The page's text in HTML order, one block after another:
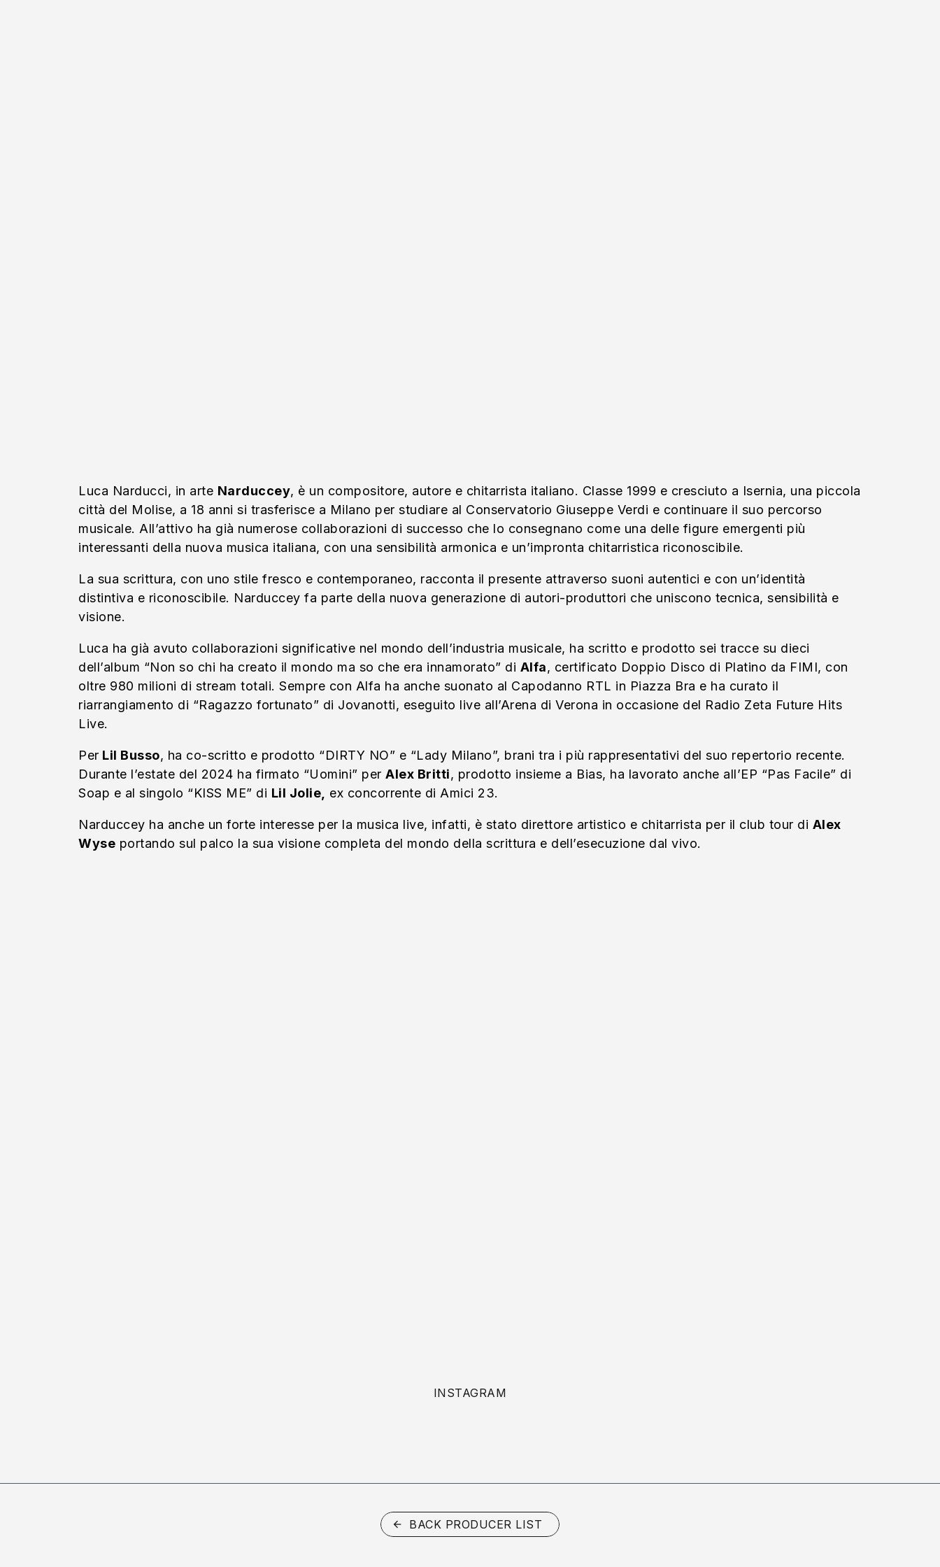
Luca Narducci, in arte Narduccey, è un compositore, autore e chitarrista italiano. Classe 1999 e cresciuto a Isernia, una piccola
città del Molise, a 18 anni si trasferisce a Milano per studiare al Conservatorio Giuseppe Verdi e continuare il suo percorso
musicale. All’attivo ha già numerose collaborazioni di successo che lo consegnano come una delle figure emergenti più
interessanti della nuova musica italiana, con una sensibilità armonica e un’impronta chitarristica riconoscibile.
La sua scrittura, con uno stile fresco e contemporaneo, racconta il presente attraverso suoni autentici e con un’identità
distintiva e riconoscibile. Narduccey fa parte della nuova generazione di autori-produttori che uniscono tecnica, sensibilità e
visione.
Luca ha già avuto collaborazioni significative nel mondo dell’industria musicale, ha scritto e prodotto sei tracce su dieci
dell’album “Non so chi ha creato il mondo ma so che era innamorato” di Alfa, certificato Doppio Disco di Platino da FIMI, con
oltre 980 milioni di stream totali. Sempre con Alfa ha anche suonato al Capodanno RTL in Piazza Bra e ha curato il
riarrangiamento di “Ragazzo fortunato” di Jovanotti, eseguito live all’Arena di Verona in occasione del Radio Zeta Future Hits
Live.
Per Lil Busso, ha co-scritto e prodotto “DIRTY NO” e “Lady Milano”, brani tra i più rappresentativi del suo repertorio recente.
Durante l’estate del 2024 ha firmato “Uomini” per Alex Britti, prodotto insieme a Bias, ha lavorato anche all’EP “Pas Facile” di
Soap e al singolo “KISS ME” di Lil Jolie, ex concorrente di Amici 23.
Narduccey ha anche un forte interesse per la musica live, infatti, è stato direttore artistico e chitarrista per il club tour di Alex
Wyse portando sul palco la sua visione completa del mondo della scrittura e dell’esecuzione dal vivo.
INSTAGRAM
BACK PRODUCER LIST